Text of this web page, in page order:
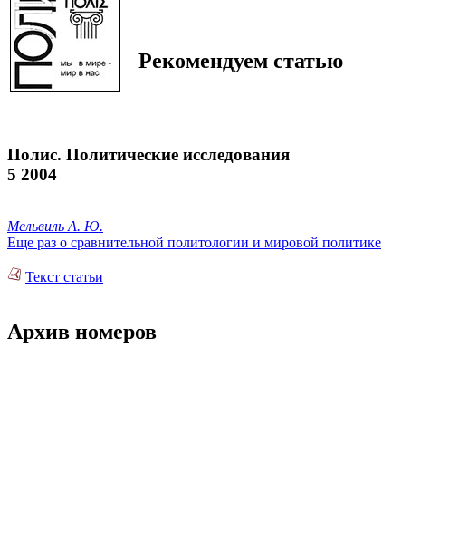
Рекомендуем статью
Полис. Политические исследования
5 2004
Мельвиль А. Ю.
Еще раз о сравнительной политологии и мировой политике
Текст статьи
Архив номеров